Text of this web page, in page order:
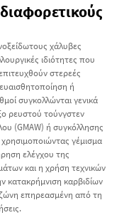
χάλυβες
ιδιότητες που
στερεές
ή
συγκολλώνται γενικά
ρευστού τούνγστεν
(GMAW) ή συγκόλλησης
γέμισμα
ελέγχου της
και η χρήση τεχνικών
κατακρήμνιση καρβιδίων
επηρεασμένη από τη